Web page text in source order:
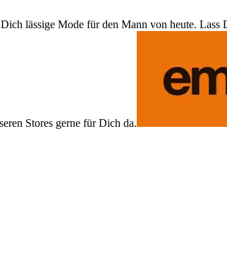
lässige Mode für den Mann von heute.
Stores gerne für Dich da.